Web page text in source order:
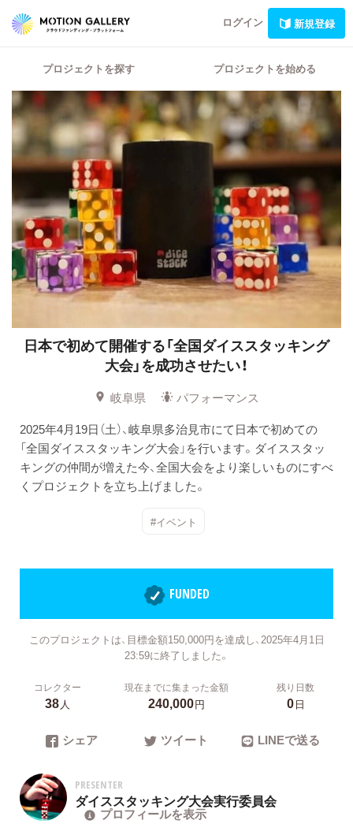
ログイン 新規登録
プロジェクトを探す プロジェクトを始める
日本で初めて開催する「全国ダイススタッキング
大会」を成功させたい！
岐阜県
パフォーマンス
2025年4月19日（土）、岐阜県多治見市にて日本で初めての
「全国ダイススタッキング大会」を行います。ダイススタッ
キングの仲間が増えた今、全国大会をより楽しいものにすべ
くプロジェクトを立ち上げました。
#イベント
FUNDED
このプロジェクトは、目標金額150,000円を達成し、2025年4月1日
23:59に終了しました。
コレクター
38人
現在までに集まった金額
240,000円
残り日数
0日
シェア ツイート LINEで送る
PRESENTER
ダイススタッキング大会実行委員会
プロフィールを表示